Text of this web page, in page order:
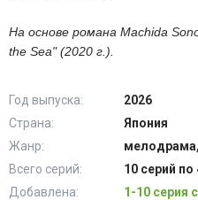
На основе романа Machida
the Sea" (2020 г.).
Год выпуска:
2026
Страна:
Япония
Жанр:
Всего серий:
10 серий по
Добавлена:
1-10 серия